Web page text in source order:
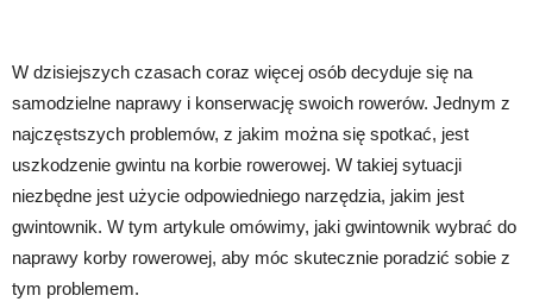
W dzisiejszych czasach coraz więcej osób decyduje się na
samodzielne naprawy i konserwację swoich rowerów. Jednym z
najczęstszych problemów, z jakim można się spotkać, jest
uszkodzenie gwintu na korbie rowerowej. W takiej sytuacji
niezbędne jest użycie odpowiedniego narzędzia, jakim jest
gwintownik. W tym artykule omówimy, jaki gwintownik wybrać do
naprawy korby rowerowej, aby móc skutecznie poradzić sobie z
tym problemem.